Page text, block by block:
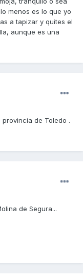
menos es lo que yo
a tapizar y quites el
aunque es una
de Toledo .
de Segura...